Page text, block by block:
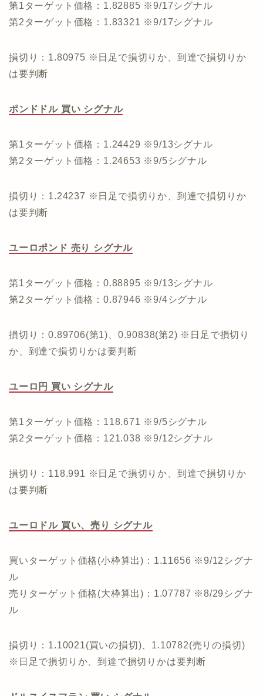
第1ターゲット価格：1.82885 ※9/17シグナル
第2ターゲット価格：1.83321 ※9/17シグナル
損切り：1.80975 ※日足で損切りか、到達で損切りか
は要判断
ポンドドル 買い シグナル
第1ターゲット価格：1.24429 ※9/13シグナル
第2ターゲット価格：1.24653 ※9/5シグナル
損切り：1.24237 ※日足で損切りか、到達で損切りか
は要判断
ユーロポンド 売り シグナル
第1ターゲット価格：0.88895 ※9/13シグナル
第2ターゲット価格：0.87946 ※9/4シグナル
損切り：0.89706(第1)、0.90838(第2) ※日足で損切り
か、到達で損切りかは要判断
ユーロ円 買い シグナル
第1ターゲット価格：118.671 ※9/5シグナル
第2ターゲット価格：121.038 ※9/12シグナル
損切り：118.991 ※日足で損切りか、到達で損切りか
は要判断
ユーロドル 買い、売り シグナル
買いターゲット価格(小枠算出)：1.11656 ※9/12シグナ
ル
売りターゲット価格(大枠算出)：1.07787 ※8/29シグナ
ル
損切り：1.10021(買いの損切)、1.10782(売りの損切)
※日足で損切りか、到達で損切りかは要判断